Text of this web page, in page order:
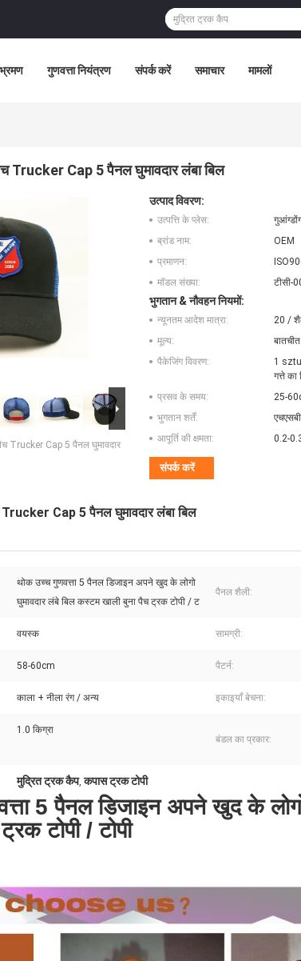
गुणवत्ता नियंत्रण संपर्क करें समाचार मामलों
Trucker Cap 5 पैनल घुमावदार लंबा बिल
Trucker Cap 5 पैनल घुमावदार
उत्पाद विवरण:
उत्पत्ति के प्लेस:
ब्रांड नाम:
OEM
प्रमाणन:
मॉडल संख्या:
टीसी-
भुगतान & नौवहन नियमों:
न्यूनतम आदेश मात्रा:
20 /
मूल्य:
पैकेजिंग विवरण:
1
गत्ते का
प्रसव के समय:
25-
भुगतान शर्तें:
आपूर्ति की क्षमता:
0.2-
संपर्क करें
Cap 5 पैनल घुमावदार लंबा बिल
थोक उच्च गुणवत्ता 5 पैनल डिजाइन अपने खुद के लोगो
घुमावदार लंबे बिल कस्टम खाली बुना पैच ट्रक टोपी / ट
पैनल शैली:
वयस्क सामग्री:
58-60cm पैटर्न:
काला + नीला रंग / अन्य इकाइयाँ बेचना:
1.0 किग्रा
बंडल का प्रकार:
मुद्रित ट्रक कैप,कपास ट्रक टोपी
5 पैनल डिजाइन अपने खुद के
टोपी / टोपी